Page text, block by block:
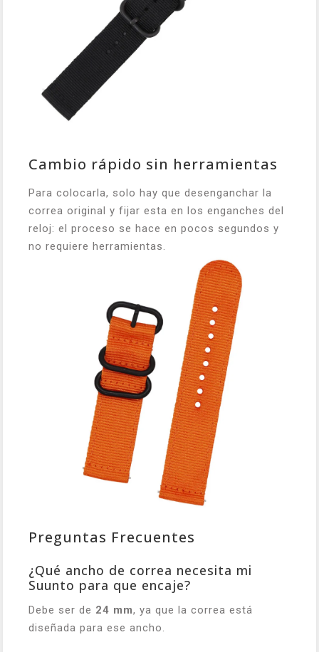
Cambio rápido sin herramientas
Para colocarla, solo hay que desenganchar la
correa original y fijar esta en los enganches del
reloj: el proceso se hace en pocos segundos y
no requiere herramientas.
Preguntas Frecuentes
¿Qué ancho de correa necesita mi
Suunto para que encaje?
Debe ser de 24 mm, ya que la correa está
diseñada para ese ancho.